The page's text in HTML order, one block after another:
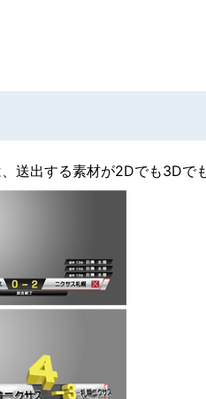
送出する素材が2Dでも3Dで